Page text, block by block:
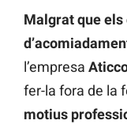
Malgrat que
l’empresa
fer-la fora de la
motius